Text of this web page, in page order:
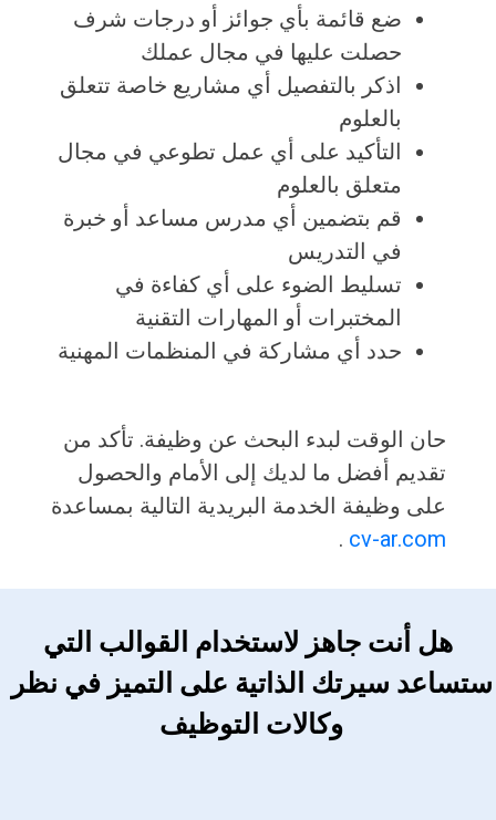
ضع قائمة بأي جوائز أو درجات شرف
حصلت عليها في مجال عملك
اذكر بالتفصيل أي مشاريع خاصة تتعلق
بالعلوم
التأكيد على أي عمل تطوعي في مجال
متعلق بالعلوم
قم بتضمين أي مدرس مساعد أو خبرة
في التدريس
تسليط الضوء على أي كفاءة في
المختبرات أو المهارات التقنية
حدد أي مشاركة في المنظمات المهنية
حان الوقت لبدء البحث عن وظيفة. تأكد من
تقديم أفضل ما لديك إلى الأمام والحصول
على وظيفة الخدمة البريدية التالية بمساعدة
cv-ar.com
.
هل أنت جاهز لاستخدام القوالب التي
ستساعد سيرتك الذاتية على التميز في نظر
وكالات التوظيف